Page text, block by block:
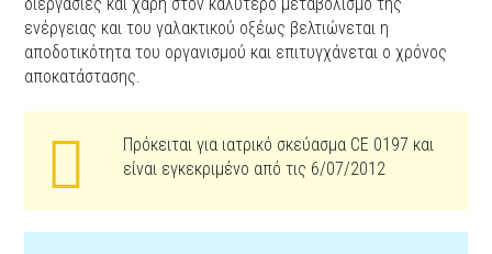
ενέργειας και του γαλακτικού οξέως βελτιώνεται η
αποδοτικότητα του οργανισμού και επιτυγχάνεται ο χρόνος
αποκατάστασης.
Πρόκειται για ιατρικό σκεύασμα CE 0197 και
είναι εγκεκριμένο από τις 6/07/2012